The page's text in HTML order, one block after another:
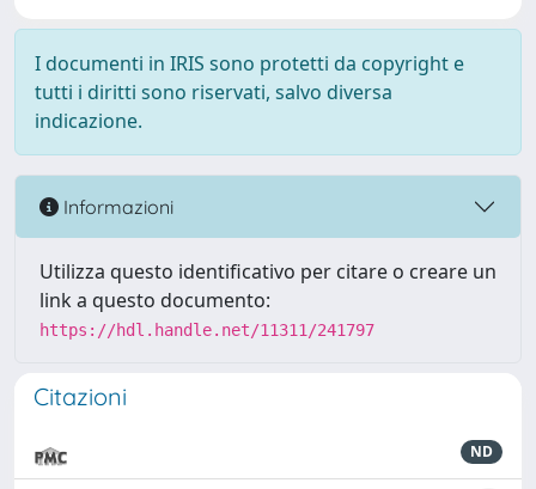
I documenti in IRIS sono protetti da copyright e
tutti i diritti sono riservati, salvo diversa
indicazione.
Informazioni
Utilizza questo identificativo per citare o creare un
link a questo documento:
https://hdl.handle.net/11311/241797
Citazioni
ND